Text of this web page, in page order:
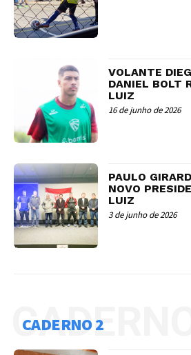
VOLANTE
DANIEL BOLT
LUIZ
16 de junho de 2026
PAULO
NOVO
LUIZ
3 de junho de 2026
CADERNO 2
CADERNO